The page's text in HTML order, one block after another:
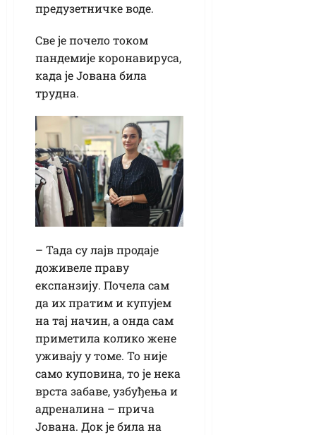
предузетничке воде.
Све је почело током
пандемије коронавируса,
када је Јована била
трудна.
– Тада су лајв продаје
доживеле праву
експанзију. Почела сам
да их пратим и купујем
на тај начин, а онда сам
приметила колико жене
уживају у томе. То није
само куповина, то је нека
врста забаве, узбуђења и
адреналина – прича
Јована. Док је била на